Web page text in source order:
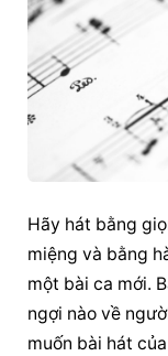
Hãy hát bằng
miệng và bằng
một bài ca mới.
ngợi nào về
muốn bài hát